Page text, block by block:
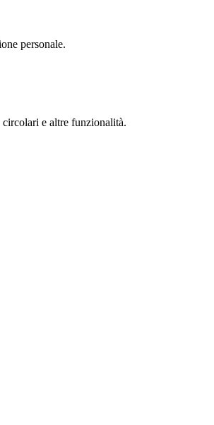
personale.
e altre funzionalità.